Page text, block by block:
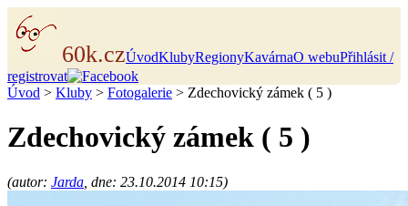
60k.czÚvodKlubyRegionyKavárnaO webuPřihlásit /
registrovat
Úvod > Kluby > Fotogalerie > Zdechovický zámek ( 5 )
Zdechovický zámek ( 5 )
(autor: Jarda , dne: 23.10.2014 10:15)